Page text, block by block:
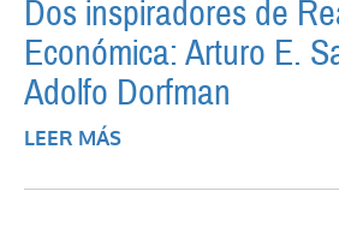
Dos inspiradores de
Económica: Arturo E.
Adolfo Dorfman
LEER MÁS
ADOLFO DORFMAN